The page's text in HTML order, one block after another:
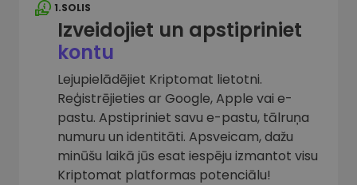
1.SOLIS
Izveidojiet un apstipriniet
kontu
Lejupielādējiet Kriptomat lietotni.
Reģistrējieties ar Google, Apple vai e-
pastu. Apstipriniet savu e-pastu, tālruņa
numuru un identitāti. Apsveicam, dažu
minūšu laikā jūs esat iespēju izmantot visu
Kriptomat platformas potenciālu!